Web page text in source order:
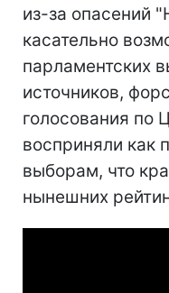
из-за опасений
касательно
парламентских
источников,
голосования по
восприняли как
выборам, что
нынешних